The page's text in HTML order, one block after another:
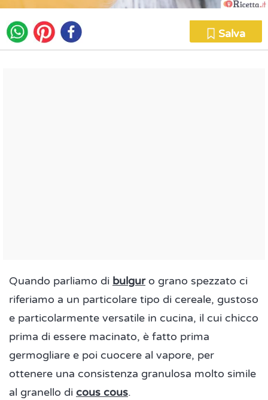
Salva
Quando parliamo di bulguro grano spezzato ci
riferiamo a un particolare tipo di cereale, gustoso
e particolarmente versatile in cucina, il cui chicco
prima di essere macinato, è fatto prima
germogliare e poi cuocere al vapore, per
ottenere una consistenza granulosa molto simile
al granello di cous cous.